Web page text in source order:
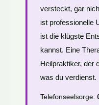
versteckt, gar
ist professionelle
ist die klügste
kannst. Eine
Heilpraktiker, der
was du verdienst.
Telefonseelsorge: